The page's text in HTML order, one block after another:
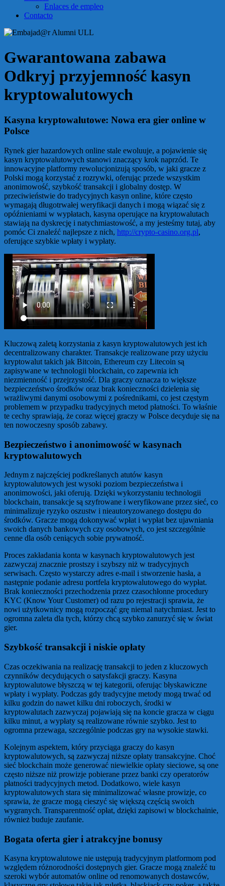
Enlaces de empleo
Contacto
Gwarantowana zabawa
Odkryj przyjemność kasyn
kryptowalutowych
Kasyna kryptowalutowe: Nowa era gier online w
Polsce
Rynek gier hazardowych online stale ewoluuje, a pojawienie się
kasyn kryptowalutowych stanowi znaczący krok naprzód. Te
innowacyjne platformy rewolucjonizują sposób, w jaki gracze z
Polski mogą korzystać z rozrywki, oferując przede wszystkim
anonimowość, szybkość transakcji i globalny dostęp. W
przeciwieństwie do tradycyjnych kasyn online, które często
wymagają długotrwałej weryfikacji danych i mogą wiązać się z
opóźnieniami w wypłatach, kasyna operujące na kryptowalutach
stawiają na dyskrecję i natychmiastowość, a my jesteśmy tutaj, aby
pomóc Ci znaleźć najlepsze z nich, http://crypto-casino.org.pl,
oferujące szybkie wpłaty i wypłaty.
Kluczową zaletą korzystania z kasyn kryptowalutowych jest ich
decentralizowany charakter. Transakcje realizowane przy użyciu
kryptowalut takich jak Bitcoin, Ethereum czy Litecoin są
zapisywane w technologii blockchain, co zapewnia ich
niezmienność i przejrzystość. Dla graczy oznacza to większe
bezpieczeństwo środków oraz brak konieczności dzielenia się
wrażliwymi danymi osobowymi z pośrednikami, co jest częstym
problemem w przypadku tradycyjnych metod płatności. To właśnie
te cechy sprawiają, że coraz więcej graczy w Polsce decyduje się na
ten nowoczesny sposób zabawy.
Bezpieczeństwo i anonimowość w kasynach
kryptowalutowych
Jednym z najczęściej podkreślanych atutów kasyn
kryptowalutowych jest wysoki poziom bezpieczeństwa i
anonimowości, jaki oferują. Dzięki wykorzystaniu technologii
blockchain, transakcje są szyfrowane i weryfikowane przez sieć, co
minimalizuje ryzyko oszustw i nieautoryzowanego dostępu do
środków. Gracze mogą dokonywać wpłat i wypłat bez ujawniania
swoich danych bankowych czy osobowych, co jest szczególnie
cenne dla osób ceniących sobie prywatność.
Proces zakładania konta w kasynach kryptowalutowych jest
zazwyczaj znacznie prostszy i szybszy niż w tradycyjnych
serwisach. Często wystarczy adres e-mail i stworzenie hasła, a
następnie podanie adresu portfela kryptowalutowego do wypłat.
Brak konieczności przechodzenia przez czasochłonne procedury
KYC (Know Your Customer) od razu po rejestracji sprawia, że
nowi użytkownicy mogą rozpocząć grę niemal natychmiast. Jest to
ogromna zaleta dla tych, którzy chcą szybko zanurzyć się w świat
gier.
Szybkość transakcji i niskie opłaty
Czas oczekiwania na realizację transakcji to jeden z kluczowych
czynników decydujących o satysfakcji graczy. Kasyna
kryptowalutowe błyszczą w tej kategorii, oferując błyskawiczne
wpłaty i wypłaty. Podczas gdy tradycyjne metody mogą trwać od
kilku godzin do nawet kilku dni roboczych, środki w
kryptowalutach zazwyczaj pojawiają się na koncie gracza w ciągu
kilku minut, a wypłaty są realizowane równie szybko. Jest to
ogromna przewaga, szczególnie podczas gry na wysokie stawki.
Kolejnym aspektem, który przyciąga graczy do kasyn
kryptowalutowych, są zazwyczaj niższe opłaty transakcyjne. Choć
sieć blockchain może generować niewielkie opłaty sieciowe, są one
często niższe niż prowizje pobierane przez banki czy operatorów
płatności tradycyjnych metod. Dodatkowo, wiele kasyn
kryptowalutowych stara się minimalizować własne prowizje, co
sprawia, że gracze mogą cieszyć się większą częścią swoich
wygranych. Transparentność opłat, dzięki zapisowi w blockchainie,
również buduje zaufanie.
Bogata oferta gier i atrakcyjne bonusy
Kasyna kryptowalutowe nie ustępują tradycyjnym platformom pod
względem różnorodności dostępnych gier. Gracze mogą znaleźć tu
szeroki wybór automatów online od renomowanych dostawców,